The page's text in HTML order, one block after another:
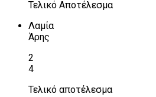
Τελικό Αποτέλεσμα
Λαμία
Άρης
2
4
Τελικό αποτέλεσμα